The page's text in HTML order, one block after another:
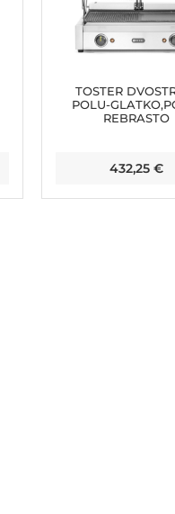
TOSTER
POLU-
REBRASTO
432,25 €